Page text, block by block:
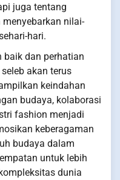
juga tentang
nilai-
hari.
baik dan perhatian
akan terus
keindahan
budaya, kolaborasi
fashion menjadi
keberagaman
budaya dalam
untuk lebih
dunia